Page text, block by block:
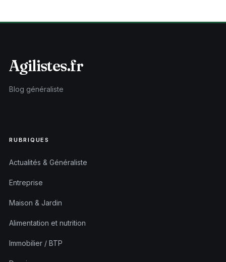
Agilistes.fr
Blog généraliste
RUBRIQUES
Actualités & Généraliste
Entreprise
Maison & Jardin
Alimentation et nutrition
Immobilier / BTP